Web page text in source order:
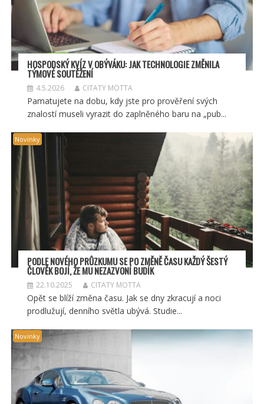
HOSPODSKÝKVÍZ V OBÝVÁKU: JAK TECHNOLOGIE ZMĚNILA
TÝMOVÉ SOUTĚŽENÍ
4.5.2026 CITATY MOTTA
Pamatujete na dobu, kdy jste pro prověření svých
znalostí museli vyrazit do zaplněného baru na „pub...
Novinky
PODLE NOVÉHO PRŮZKUMU SE PO ZMĚNĚ ČASU KAŽDÝ ŠESTÝ
ČLOVĚK BOJÍ, ŽE MU NEZAZVONÍ BUDÍK
22.10.2025 CITATY MOTTA
Opět se blíží změna času. Jak se dny zkracují a noci
prodlužují, denního světla ubývá. Studie...
Novinky